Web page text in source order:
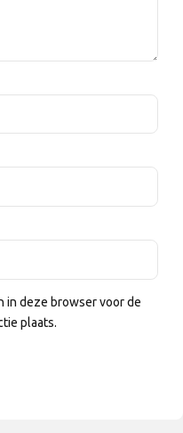
in deze browser voor de
plaats.